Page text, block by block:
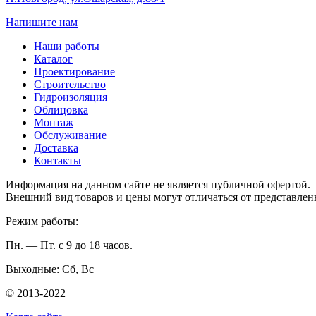
Напишите нам
Наши работы
Каталог
Проектирование
Строительство
Гидроизоляция
Облицовка
Монтаж
Обслуживание
Доставка
Контакты
Информация на данном сайте не является публичной офертой.
Внешний вид товаров и цены могут отличаться от
Режим работы:
Пн. — Пт. с 9 до 18 часов.
Выходные: Сб, Вс
© 2013-2022